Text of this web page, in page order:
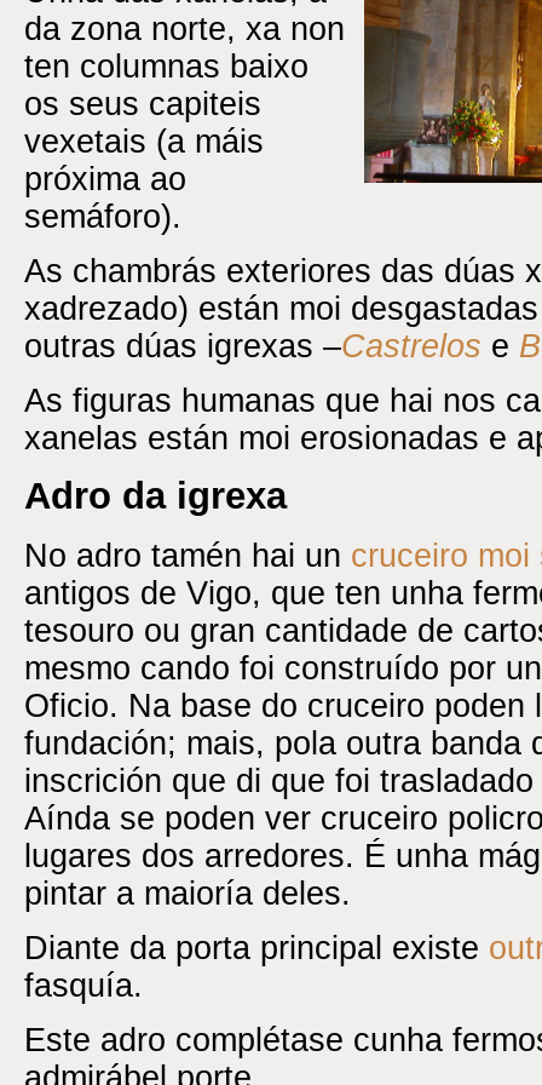
da zona norte, xa non
ten columnas baixo
os seus capiteis
vexetais (a máis
próxima ao
semáforo).
As chambrás exteriores das dúas
xadrezado) están moi
outras dúas igrexas –Castrelos e
As figuras humanas que hai nos
xanelas están moi erosionadas e
Adro da igrexa
No adro tamén hai un cruceiro moi
antigos de Vigo, que ten unha
tesouro ou gran cantidade de
mesmo cando foi construído por
Oficio. Na base do cruceiro poden
fundación; mais, pola outra banda
inscrición que di que foi
Aínda se poden ver cruceiro
lugares dos arredores. É unha
pintar a maioría deles.
Diante da porta principal existe
fasquía.
Este adro complétase cunha
admirábel porte.